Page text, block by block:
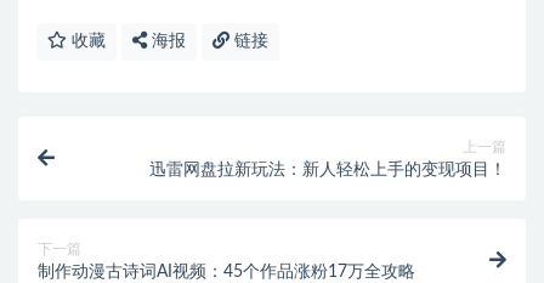
收藏 海报 链接
上一篇
迅雷网盘拉新玩法：新人轻松上手的变现项目！
下一篇
制作动漫古诗词AI视频：45个作品涨粉17万全攻略